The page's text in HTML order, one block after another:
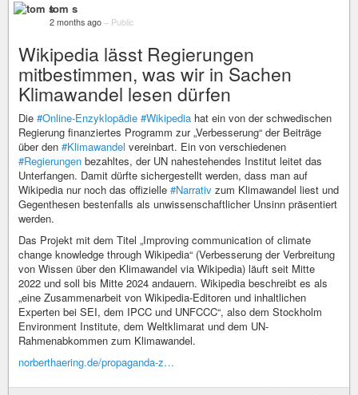
tom s
2 months ago – Public
Wikipedia lässt Regierungen
mitbestimmen, was wir in Sachen
Klimawandel lesen dürfen
Die #Online-Enzyklopädie #Wikipedia hat ein von der schwedischen
Regierung finanziertes Programm zur „Verbesserung“ der Beiträge
über den #Klimawandel vereinbart. Ein von verschiedenen
#Regierungen bezahltes, der UN nahestehendes Institut leitet das
Unterfangen. Damit dürfte sichergestellt werden, dass man auf
Wikipedia nur noch das offizielle #Narrativ zum Klimawandel liest und
Gegenthesen bestenfalls als unwissenschaftlicher Unsinn präsentiert
werden.
Das Projekt mit dem Titel „Improving communication of climate
change knowledge through Wikipedia“ (Verbesserung der Verbreitung
von Wissen über den Klimawandel via Wikipedia) läuft seit Mitte
2022 und soll bis Mitte 2024 andauern. Wikipedia beschreibt es als
„eine Zusammenarbeit von Wikipedia-Editoren und inhaltlichen
Experten bei SEI, dem IPCC und UNFCCC“, also dem Stockholm
Environment Institute, dem Weltklimarat und dem UN-
Rahmenabkommen zum Klimawandel.
norberthaering.de/propaganda-z…